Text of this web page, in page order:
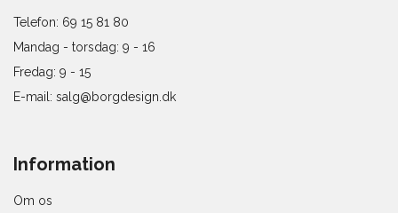
Telefon: 69 15 81 80
Mandag - torsdag: 9 - 16
Fredag: 9 - 15
E-mail: salg@borgdesign.dk
Information
Om os